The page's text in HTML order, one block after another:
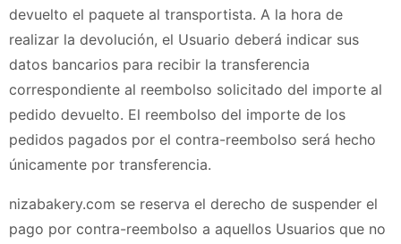
devuelto el paquete al transportista. A la hora de
realizar la devolución, el Usuario deberá indicar sus
datos bancarios para recibir la transferencia
correspondiente al reembolso solicitado del importe al
pedido devuelto. El reembolso del importe de los
pedidos pagados por el contra-reembolso será hecho
únicamente por transferencia.
nizabakery.com se reserva el derecho de suspender el
pago por contra-reembolso a aquellos Usuarios que no